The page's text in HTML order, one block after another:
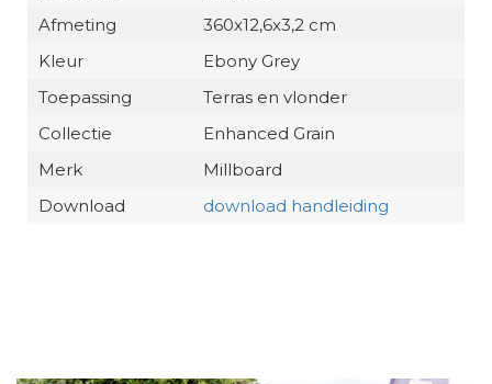
Afmeting
360x12,6x3,2 cm
Kleur
Ebony Grey
Toepassing
Terras en vlonder
Collectie
Enhanced Grain
Merk
Millboard
Download
download handleiding